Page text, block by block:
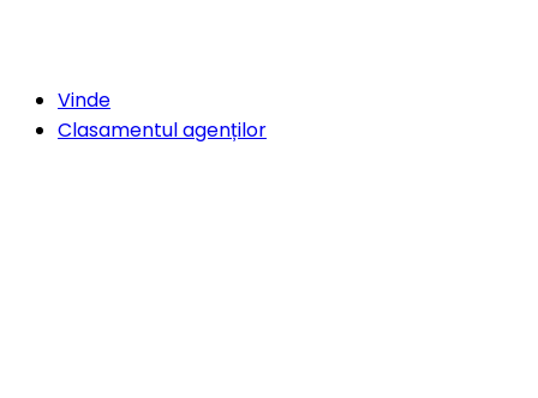
Vinde
Clasamentul agenților